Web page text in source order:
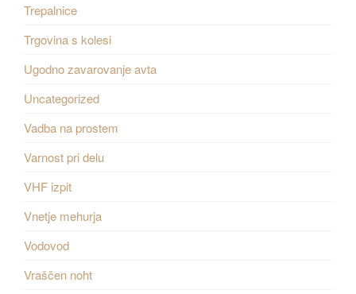
Trepalnice
Trgovina s kolesi
Ugodno zavarovanje avta
Uncategorized
Vadba na prostem
Varnost pri delu
VHF izpit
Vnetje mehurja
Vodovod
Vraščen noht